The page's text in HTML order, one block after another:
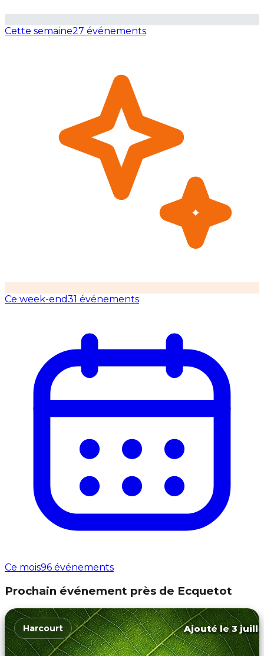
Cette semaine27 événements
Ce week-end31 événements
Ce mois96 événements
Prochain événement près de Ecquetot
Harcourt Ajouté le 3